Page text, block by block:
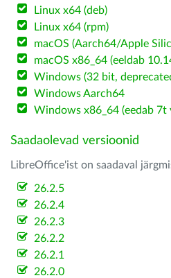
Linux x64 (deb)
Linux x64 (rpm)
macOS (Aarch64/Apple
macOS x86_64 (eeldab
Windows (32 bit,
Windows Aarch64
Windows x86_64 (eedab 7t
Saadaolevad versioonid
LibreOffice'ist on saadaval
26.2.5
26.2.4
26.2.3
26.2.2
26.2.1
26.2.0